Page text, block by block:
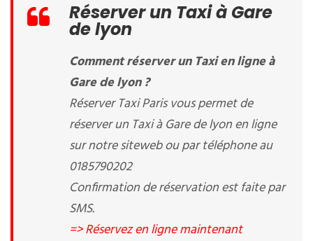
Réserver un Taxi à Gare
de lyon
Comment réserver un Taxi en ligne à
Gare de lyon ?
Réserver Taxi Paris vous permet de
réserver un Taxi à Gare de lyon en ligne
sur notre siteweb ou par téléphone au
0185790202
Confirmation de réservation est faite par
SMS.
=> Réservez en ligne maintenant